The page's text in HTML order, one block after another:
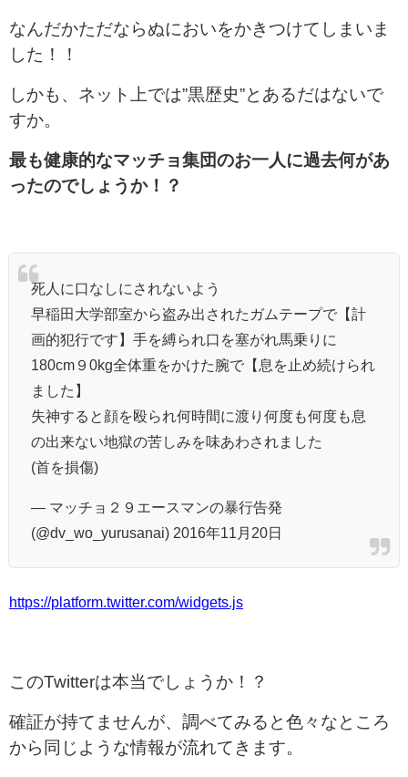
なんだかただならぬにおいをかきつけてしまいま
した！！
しかも、ネット上では”黒歴史”とあるだはないで
すか。
最も健康的なマッチョ集団のお一人に過去何があ
ったのでしょうか！？
死人に口なしにされないよう
早稲田大学部室から盗み出されたガムテープで【計
画的犯行です】手を縛られ口を塞がれ馬乗りに
180cm９0kg全体重をかけた腕で【息を止め続けられ
ました】
失神すると顔を殴られ何時間に渡り何度も何度も息
の出来ない地獄の苦しみを味あわされました
(首を損傷)
— マッチョ２９エースマンの暴行告発
(@dv_wo_yurusanai) 2016年11月20日
https://platform.twitter.com/widgets.js
このTwitterは本当でしょうか！？
確証が持てませんが、調べてみると色々なところ
から同じような情報が流れてきます。